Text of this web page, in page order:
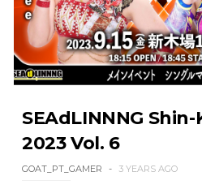
WWE: Brock Lesnar
WrestleMania 43
SCSA867 -Aug 07 2026
WWE: Netflix censura
Lynch e Liv Morgan no Raw
SCSA867- Aug 07 2026
SEAdLINNNG
2023 Vol. 6
GOAT_PT_GAMER 3 YEARS AGO